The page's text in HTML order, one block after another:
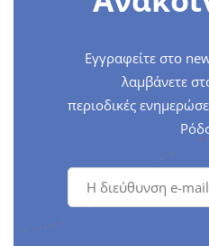
Εγγραφείτε στο
λαμβάνετε
περιοδικές